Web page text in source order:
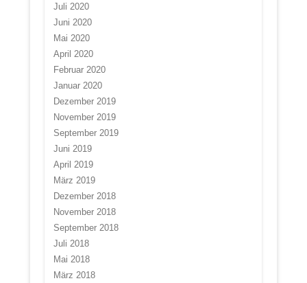
Juli 2020
Juni 2020
Mai 2020
April 2020
Februar 2020
Januar 2020
Dezember 2019
November 2019
September 2019
Juni 2019
April 2019
März 2019
Dezember 2018
November 2018
September 2018
Juli 2018
Mai 2018
März 2018